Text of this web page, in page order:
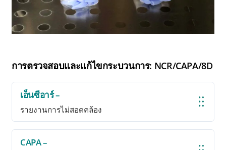
การตรวจสอบและแก้ไขกระบวนการ: NCR/CAPA/8D
เอ็นซีอาร์ –
รายงานการไม่สอดคล้อง
CAPA –